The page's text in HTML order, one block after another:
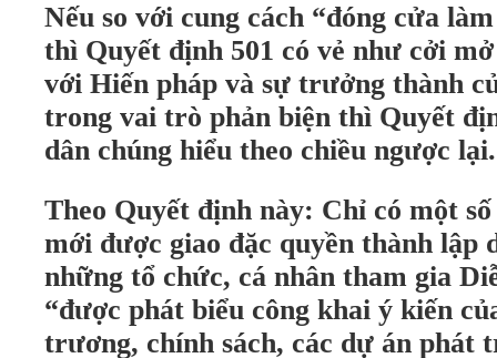
Nếu so với cung cách “đóng cửa
thì Quyết định 501 có vẻ như cởi
với Hiến pháp và sự trưởng thành
trong vai trò phản biện thì Quyết
dân chúng hiểu theo chiều ngược lại.
Theo Quyết định này: Chỉ có một
mới được giao đặc quyền thành lập
những tổ chức, cá nhân tham gia
“được phát biểu công khai ý kiến
trương, chính sách, các dự án phát